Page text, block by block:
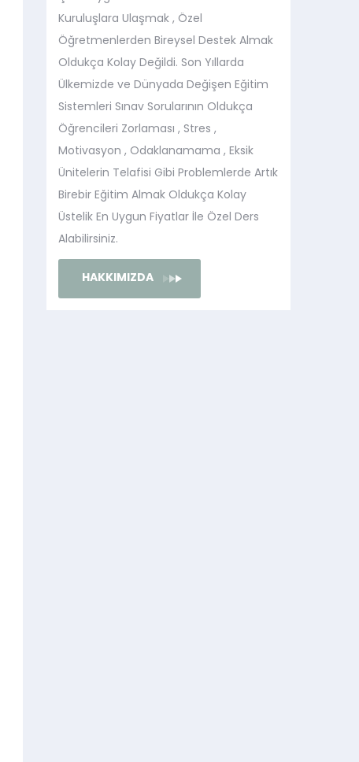
Kuruluşlara Ulaşmak , Özel
Öğretmenlerden Bireysel Destek Almak
Oldukça Kolay Değildi. Son Yıllarda
Ülkemizde ve Dünyada Değişen Eğitim
Sistemleri Sınav Sorularının Oldukça
Öğrencileri Zorlaması , Stres ,
Motivasyon , Odaklanamama , Eksik
Ünitelerin Telafisi Gibi Problemlerde Artık
Birebir Eğitim Almak Oldukça Kolay
Üstelik En Uygun Fiyatlar İle Özel Ders
Alabilirsiniz.
HAKKIMIZDA